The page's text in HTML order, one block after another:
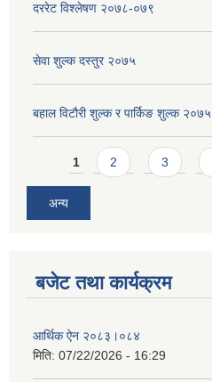
दररेट विश्लेषण २०७८-०७९
सेवा शुल्क दस्तुर २०७५
बहाल विटौरी शुल्क र पार्किङ शुल्क २०७५
Pages
1 2 3
अन्य
बजेट तथा कार्यक्रम
आर्थिक ऐन २०८३।०८४
मिति: 07/22/2026 - 16:29